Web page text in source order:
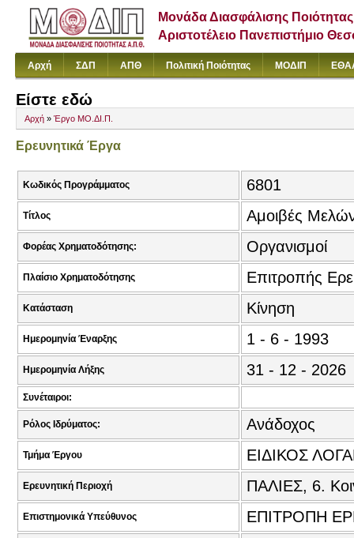
Μονάδα Διασφάλισης Ποιότητας
Αριστοτέλειο Πανεπιστήμιο
Αρχή ΣΔΠ ΑΠΘ Πολιτική Ποιότητας ΜΟΔΙΠ
Είστε εδώ
Αρχή » Έργο ΜΟ.ΔΙ.Π.
Ερευνητικά Έργα
Κωδικός Προγράμματος 6801
Τίτλος Αμοιβές
Φορέας Χρηματοδότησης: Οργανισμοί
Πλαίσιο Χρηματοδότησης Επιτροπής
Κατάσταση Κίνηση
Ημερομηνία Έναρξης 1 - 6 - 1993
Ημερομηνία Λήξης 31 - 12 - 2026
Συνέταιροι:
Ρόλος Ιδρύματος: Ανάδοχος
Τμήμα Έργου ΕΙΔΙΚΟΣ
Ερευνητική Περιοχή ΠΑΛΙΕΣ, 6.
Επιστημονικά Υπεύθυνος ΕΠΙΤΡΟΠΗ